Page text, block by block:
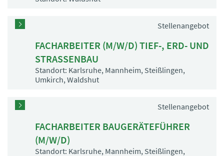
Stellenangebot
FACHARBEITER (M/W/D) TIEF-, ERD- UND
STRASSENBAU
Standort: Karlsruhe, Mannheim, Steißlingen,
Umkirch, Waldshut
Stellenangebot
FACHARBEITER BAUGERÄTEFÜHRER
(M/W/D)
Standort: Karlsruhe, Mannheim, Steißlingen,